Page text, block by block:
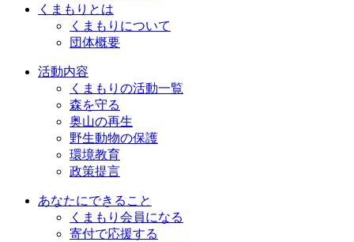
くまもりとは
くまもりについて
団体概要
活動内容
くまもりの活動一覧
森を守る
奥山の再生
野生動物の保護
環境教育
政策提言
あなたにできること
くまもり会員になる
寄付で応援する